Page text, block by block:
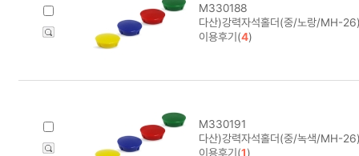
M330188
다산)강력자석홀더(중/노랑/MH-
이용후기(4)
M330191
다산)강력자석홀더(중/녹색/MH-
이용후기(1)